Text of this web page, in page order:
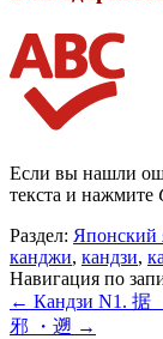
Если вы нашли
текста и нажмите
Раздел: Японский
канджи, кандзи,
Навигация по
← Кандзи N1. 据
邪 ・遡 →